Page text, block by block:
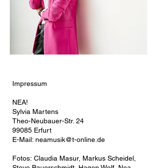
Impressum
NEA!
Sylvia Martens
Theo-Neubauer-Str. 24
99085 Erfurt
E-Mail: neamusik@t-online.de
Fotos: Claudia Masur, Markus Scheidel,